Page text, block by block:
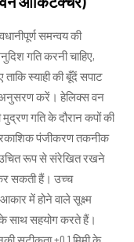
आर्किटेक्चर)
समन्वय की
गति करनी चाहिए,
स्याही की बूँदें सपाट
अनुसरण करें। हेलिक्स वन
गति के दौरान कपों की
पंजीकरण तकनीक
उचित रूप से संरेखित रखने
सकती हैं। उच्च
में होने वाले सूक्ष्म
साथ सहयोग करते हैं।